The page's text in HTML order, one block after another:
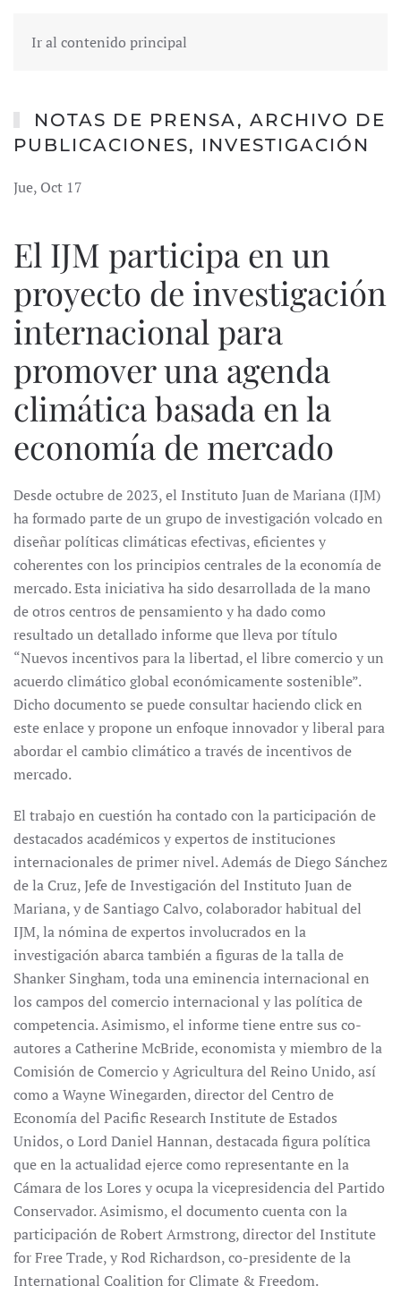
Ir al contenido principal
NOTAS DE PRENSA, ARCHIVO DE
PUBLICACIONES, INVESTIGACIÓN
Jue, Oct 17
El IJM participa en un
proyecto de investigación
internacional para
promover una agenda
climática basada en la
economía de mercado
Desde octubre de 2023, el Instituto Juan de Mariana (IJM)
ha formado parte de un grupo de investigación volcado en
diseñar políticas climáticas efectivas, eficientes y
coherentes con los principios centrales de la economía de
mercado. Esta iniciativa ha sido desarrollada de la mano
de otros centros de pensamiento y ha dado como
resultado un detallado informe que lleva por título
“Nuevos incentivos para la libertad, el libre comercio y un
acuerdo climático global económicamente sostenible”.
Dicho documento se puede consultar haciendo click en
este enlace y propone un enfoque innovador y liberal para
abordar el cambio climático a través de incentivos de
mercado.
El trabajo en cuestión ha contado con la participación de
destacados académicos y expertos de instituciones
internacionales de primer nivel. Además de Diego Sánchez
de la Cruz, Jefe de Investigación del Instituto Juan de
Mariana, y de Santiago Calvo, colaborador habitual del
IJM, la nómina de expertos involucrados en la
investigación abarca también a figuras de la talla de
Shanker Singham, toda una eminencia internacional en
los campos del comercio internacional y las política de
competencia. Asimismo, el informe tiene entre sus co-
autores a Catherine McBride, economista y miembro de la
Comisión de Comercio y Agricultura del Reino Unido, así
como a Wayne Winegarden, director del Centro de
Economía del Pacific Research Institute de Estados
Unidos, o Lord Daniel Hannan, destacada figura política
que en la actualidad ejerce como representante en la
Cámara de los Lores y ocupa la vicepresidencia del Partido
Conservador. Asimismo, el documento cuenta con la
participación de Robert Armstrong, director del Institute
for Free Trade, y Rod Richardson, co-presidente de la
International Coalition for Climate & Freedom.